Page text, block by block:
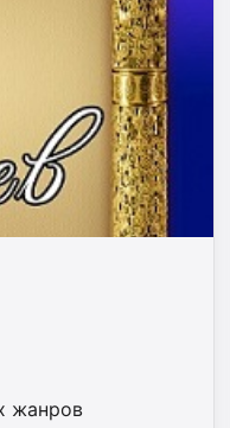
жанров